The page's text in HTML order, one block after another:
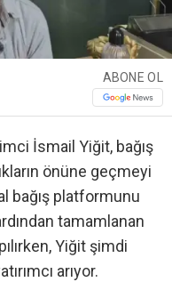
ABONE OL
İsmail Yiğit, bağış
önüne geçmeyi
bağış platformunu
tamamlanan
Yiğit şimdi
arıyor.